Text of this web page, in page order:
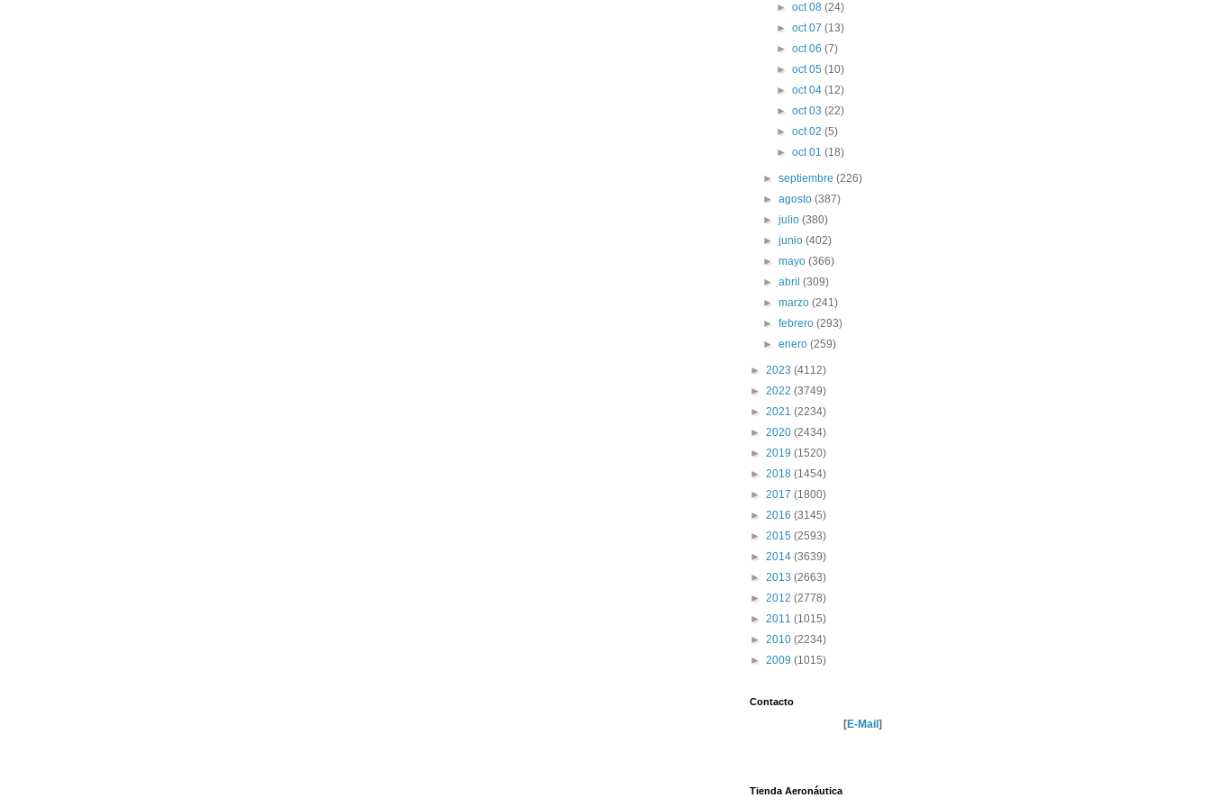
► oct 08 (24)
► oct 07 (13)
► oct 06 (7)
► oct 05 (10)
► oct 04 (12)
► oct 03 (22)
► oct 02 (5)
► oct 01 (18)
►septiembre(226)
►agosto(387)
►julio(380)
►junio(402)
►mayo(366)
►abril(309)
►marzo(241)
►febrero(293)
►enero(259)
► 2023 (4112)
► 2022 (3749)
► 2021 (2234)
► 2020 (2434)
► 2019 (1520)
► 2018 (1454)
► 2017 (1800)
► 2016 (3145)
► 2015 (2593)
► 2014 (3639)
► 2013 (2663)
► 2012 (2778)
► 2011 (1015)
► 2010 (2234)
► 2009 (1015)
Contacto
[E-Mail ]
Tienda Aeronáutica